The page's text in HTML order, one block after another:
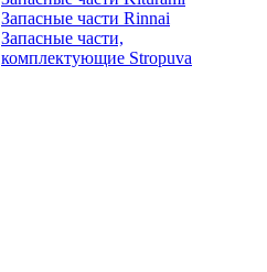
Запасные части Rinnai
Запасные части,
комплектующие Stropuva